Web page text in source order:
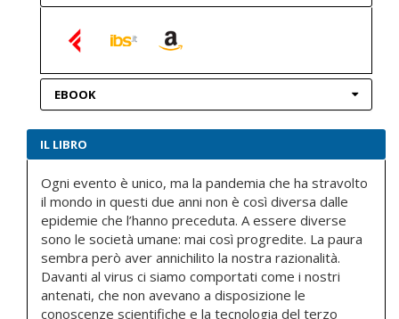
EBOOK
IL LIBRO
Ogni evento è unico, ma la pandemia che ha stravolto
il mondo in questi due anni non è così diversa dalle
epidemie che l’hanno preceduta. A essere diverse
sono le società umane: mai così progredite. La paura
sembra però aver annichilito la nostra razionalità.
Davanti al virus ci siamo comportati come i nostri
antenati, che non avevano a disposizione le
conoscenze scientifiche e la tecnologia del terzo